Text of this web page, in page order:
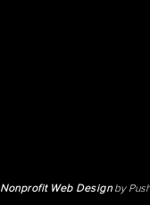
Nonprofit Web Designby